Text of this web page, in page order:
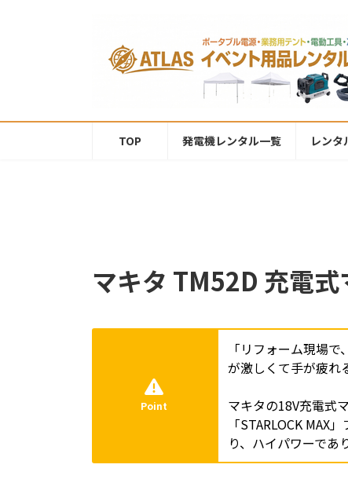
ス
ン
TOP 発電機レンタル一覧 レン
マキタ TM52D 充電式
Point
「リフォーム現場
が激しくて手が疲れ
マキタの18V充電式
「STARLOCK
り、ハイパワーであ